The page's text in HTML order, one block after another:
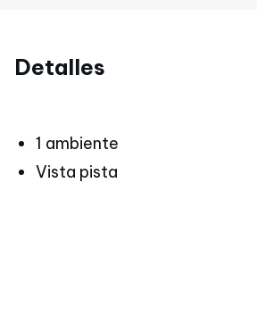
Detalles
1 ambiente
Vista pista